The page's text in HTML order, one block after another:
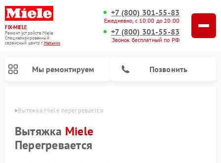
FIX-MIELE
Ремонт устройств Miele
Специализированный
cервисный центр г.Нальчик
+7 (800) 301-55-83
Ежедневно, с 10:00 до 20:00
+7 (800) 301-55-83
Звонок бесплатный по РФ
Мы ремонтируем Позвонить
Вытяжка Miele перегревается
Вытяжка Miele
Перегревается